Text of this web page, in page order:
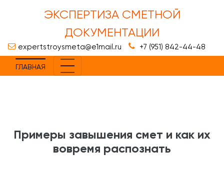
ЭКСПЕРТИЗА СМЕТНОЙ
ДОКУМЕНТАЦИИ
expertstroysmeta@e1mail.ru +7 (951) 842-44-48
ГЛАВНАЯ
Примеры завышения смет и как их
вовремя распознать